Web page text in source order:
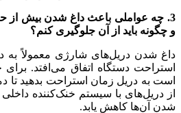
3. چه عواملی باعث داغ شدن بیش
و چگونه باید از آن جلوگیری کنم؟
داغ شدن دریل‌های شارژی معمولاً به
استراحت دستگاه اتفاق می‌افتد. برای
است به دریل زمان استراحت بدهید تا
از دریل‌های با سیستم خنک‌کننده داخلی
شدن آن‌ها کاهش یابد.